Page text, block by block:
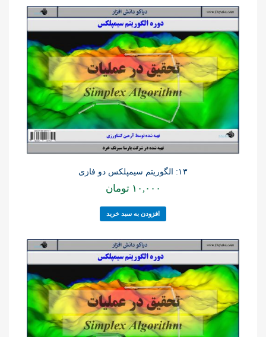
۱۳: الگوریتم سیمپلکس دو فازی
۱۰,۰۰۰ تومان
افزودن به سبد خرید